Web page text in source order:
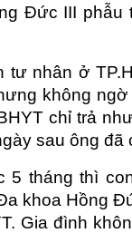
Đức III phẫu
tư nhân ở
không
chỉ trả
sau ông
5 tháng thì
khoa Hồng
Gia đình